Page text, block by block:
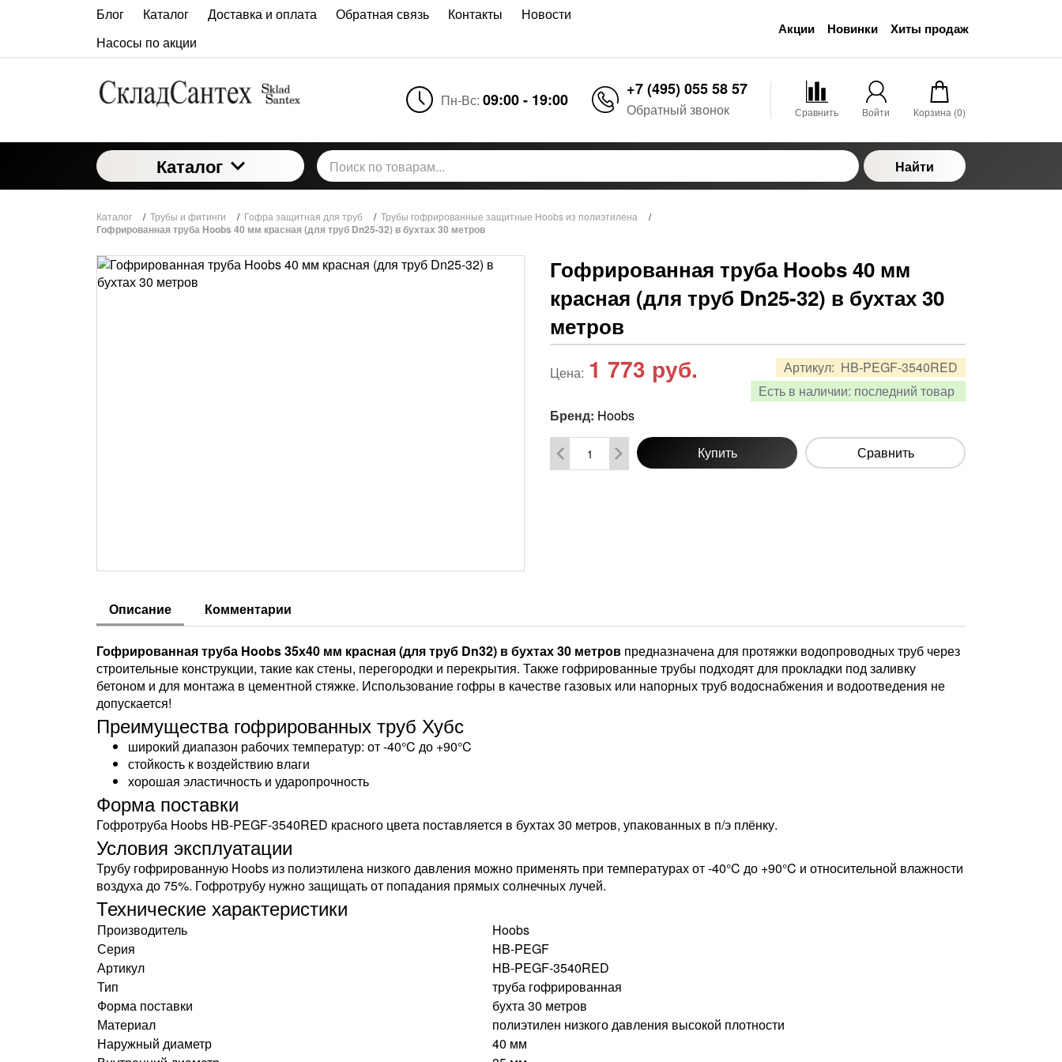
Блог Каталог Доставка и оплата Обратная связь Контакты
Новости
Насосы по акции
Акции Новинки Хиты продаж
Пн-Вс: 09:00 - 19:00
+7 (495) 055 58 57
Обратный звонок Сравнить Войти Корзина (0)
Каталог Найти
Каталог / Трубы и фитинги / Гофра защитная для труб / Трубы гофрированные защитные Hoobs из полиэтилена /
Гофрированная труба Hoobs 40 мм красная (для труб Dn25-32) в бухтах 30 метров
Гофрированная труба Hoobs 40 мм
красная (для труб Dn25-32) в бухтах 30
метров
Артикул: HB-PEGF-3540RED
Есть в наличии: последний товар
Цена: 1 773 руб.
Бренд: Hoobs
Купить Сравнить
Описание Комментарии
Гофрированная труба Hoobs 35х40 мм красная (для труб Dn32) в бухтах 30 метров предназначена для протяжки водопроводных труб через
строительные конструкции, такие как стены, перегородки и перекрытия. Также гофрированные трубы подходят для прокладки под заливку
бетоном и для монтажа в цементной стяжке. Использование гофры в качестве газовых или напорных труб водоснабжения и водоотведения не
допускается!
Преимущества гофрированных труб Хубс
широкий диапазон рабочих температур: от -40°C до +90°C
стойкость к воздействию влаги
хорошая эластичность и ударопрочность
Форма поставки
Гофротруба Hoobs HB-PEGF-3540RED красного цвета поставляется в бухтах 30 метров, упакованных в п/э плёнку.
Условия эксплуатации
Трубу гофрированную Hoobs из полиэтилена низкого давления можно применять при температурах от -40°C до +90°C и относительной влажности
воздуха до 75%. Гофротрубу нужно защищать от попадания прямых солнечных лучей.
Технические характеристики
Производитель
Hoobs
Серия
HB-PEGF
Артикул
HB-PEGF-3540RED
Тип
труба гофрированная
Форма поставки
бухта 30 метров
Материал
полиэтилен низкого давления высокой плотности
Наружный диаметр
40 мм